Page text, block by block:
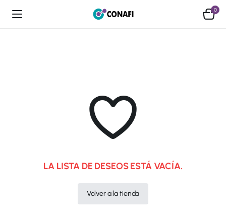
0
LA LISTA DE DESEOS ESTÁ VACÍA.
Volver a la tienda